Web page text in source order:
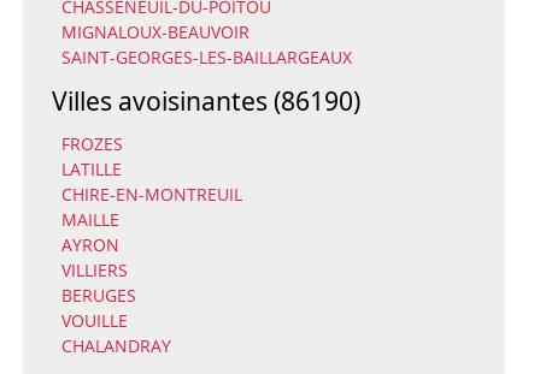
CHASSENEUIL-DU-POITOU
MIGNALOUX-BEAUVOIR
SAINT-GEORGES-LES-BAILLARGEAUX
Villes avoisinantes (86190)
FROZES
LATILLE
CHIRE-EN-MONTREUIL
MAILLE
AYRON
VILLIERS
BERUGES
VOUILLE
CHALANDRAY